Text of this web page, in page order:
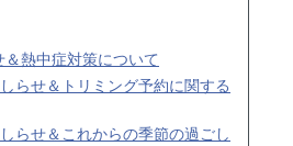
熱中症対策について
らせ＆トリミング予約に関する
らせ＆これからの季節の過ごし